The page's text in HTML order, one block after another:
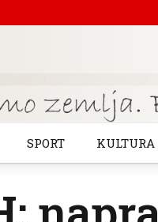
SPORT KULTURA